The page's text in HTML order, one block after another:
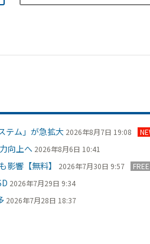
ム」が急拡大 2026年8月7日 19:08
向上へ 2026年8月6日 10:41
響【無料】 2026年7月30日 9:57 FREE
2026年7月29日 9:34
2026年7月28日 18:37